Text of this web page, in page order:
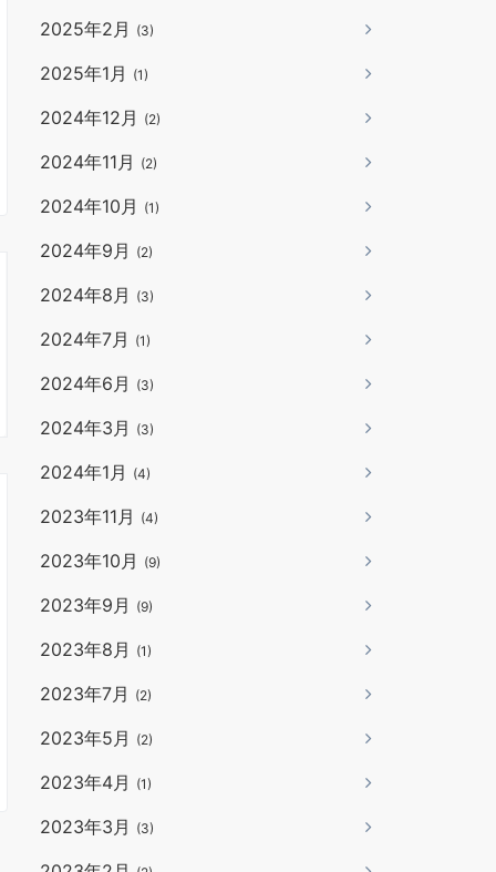
2025年2月 (3)
2025年1月 (1)
2024年12月 (2)
2024年11月 (2)
2024年10月 (1)
2024年9月 (2)
2024年8月 (3)
2024年7月 (1)
2024年6月 (3)
2024年3月 (3)
2024年1月 (4)
2023年11月 (4)
2023年10月 (9)
2023年9月 (9)
2023年8月 (1)
2023年7月 (2)
2023年5月 (2)
2023年4月 (1)
2023年3月 (3)